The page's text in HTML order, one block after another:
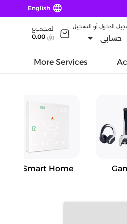
language
English
الدخول أو التسجيل
حسابي arrow_drop_down
المجموع
رق 0.00
More Services
Smart Home